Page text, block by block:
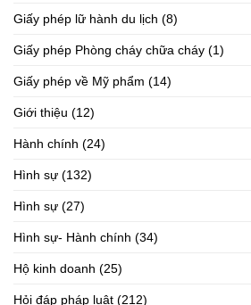
Giấy phép lữ hành du lịch (8)
Giấy phép Phòng cháy chữa cháy (1)
Giấy phép về Mỹ phẩm (14)
Giới thiệu (12)
Hành chính (24)
Hình sự (132)
Hình sự (27)
Hình sự- Hành chính (34)
Hộ kinh doanh (25)
Hỏi đáp pháp luật (212)